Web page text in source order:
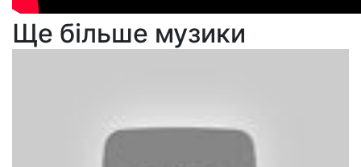
Ще більше музики